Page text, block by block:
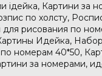
Картини за
по холсту,
рисования по
Идейка,
номерам 40*50,
за номерами,